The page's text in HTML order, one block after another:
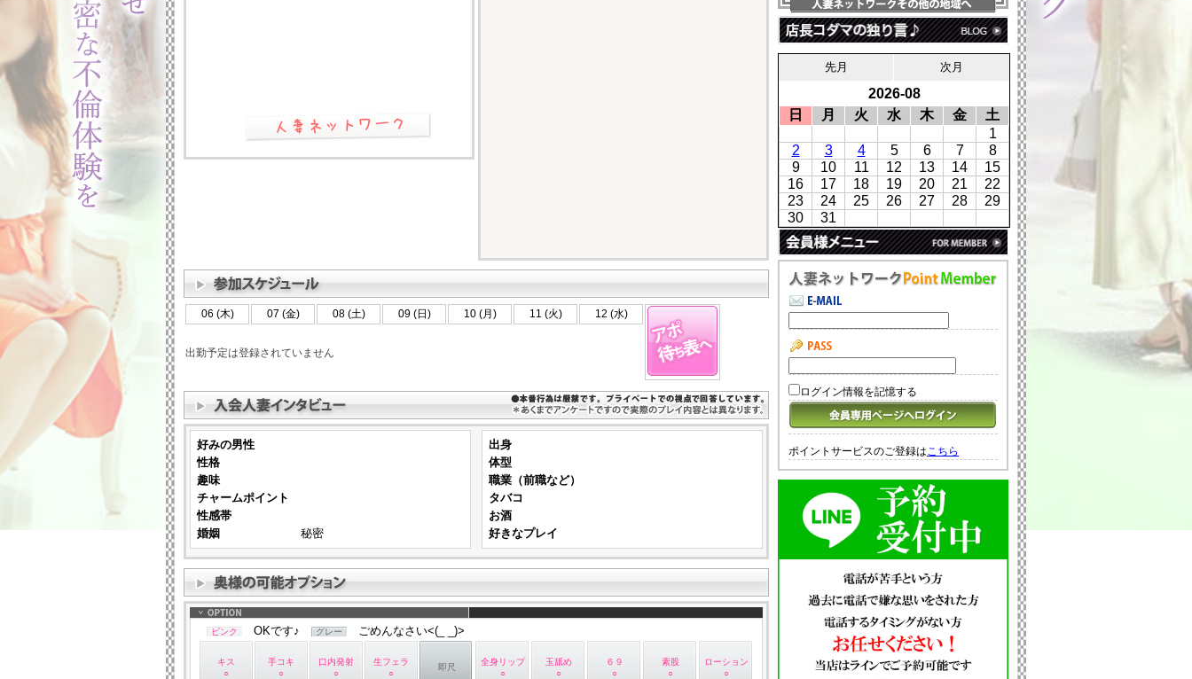
06 (木) 07 (金) 08 (土) 09 (日) 10 (月) 11 (火) 12 (水)
出勤予定は登録されていません
好みの男性
性格
趣味
チャームポイント
性感帯
婚姻
秘密
出身
体型
職業（前職など）
タバコ
お酒
好きなプレイ
ピンク OKです♪ グレー ごめんなさい<(_ _)>
キス
○
手コキ
○
口内発射
○
生フェラ
○
即尺
全身リップ
○
玉舐め
○
６９
○
素股
○
ローション
○
先月 次月
2026-08
日
月 火 水 木 金
土
1
2
3 4 5 6 7
8
9
10 11 12 13 14
15
16
17 18 19 20 21
22
23
24 25 26 27 28
29
30
31
ログイン情報を記憶する
ポイントサービスのご登録はこちら